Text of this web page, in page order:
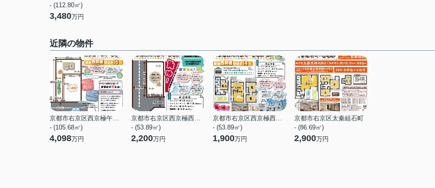
- (112.80㎡)
3,480万円
近隣の物件
京都市右京区西京極午塚町
- (105.68㎡)
4,098万円
京都市右京区西京極西向河原町
- (53.89㎡)
2,200万円
京都市右京区西京極西向河原町
- (53.89㎡)
1,900万円
京都市右京区太秦組石町
- (86.69㎡)
2,900万円